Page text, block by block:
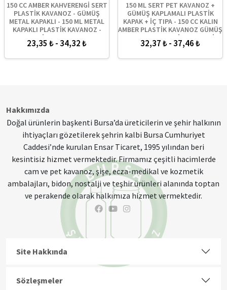
150 CC AMBER KAHVERENGİ SERT
PLASTİK KAVANOZ - GÜMÜŞ
METAL KAPAKLI - 150 ML METAL
KAPAKLI PLASTİK KAVANOZ -
KOZMETİK KAVANOZ, GIDA
KAVANOZU VE KREM KAVANOZU
23,35 ₺ - 34,32 ₺
150 ML SERT PET KAVANOZ +
GÜMÜŞ KAPLAMALI PLASTİK
KAPAK + İÇ TIPA - 150 CC KALIN
AMBER PLASTİK KAVANOZ GÜMÜŞ
KAPLAMALI PLASTİK KAPAKLI İÇ
TIPALI TAKIM - KREM
32,37 ₺ - 37,46 ₺
Hakkımızda
Doğal ürünlerin başkenti Bursa’da üreticilerin ve şehir halkının
ihtiyaçları gözetilerek şehrin kalbi Bursa Cumhuriyet
Caddesi’nde kurulan Ensar Ticaret, 1995 yılından beri
kesintisiz hizmet vermektedir. Firmamız çeşitli hacimlerde
cam ve pet kavanoz, şişe, ecza-medikal ve kozmetik
ambalajları, bidon, nostalji ve teşhir ürünleri alanında toptan
ve perakende olarak halkımıza hizmet vermektedir.
Site Hakkında
Sözleşmeler